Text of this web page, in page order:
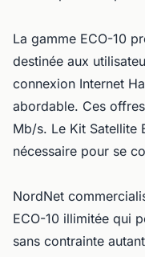
La gamme ECO-10
destinée aux
connexion Internet
abordable. Ces
Mb/s. Le Kit Satellite
nécessaire pour se
NordNet
ECO-10 illimitée qui
sans contrainte